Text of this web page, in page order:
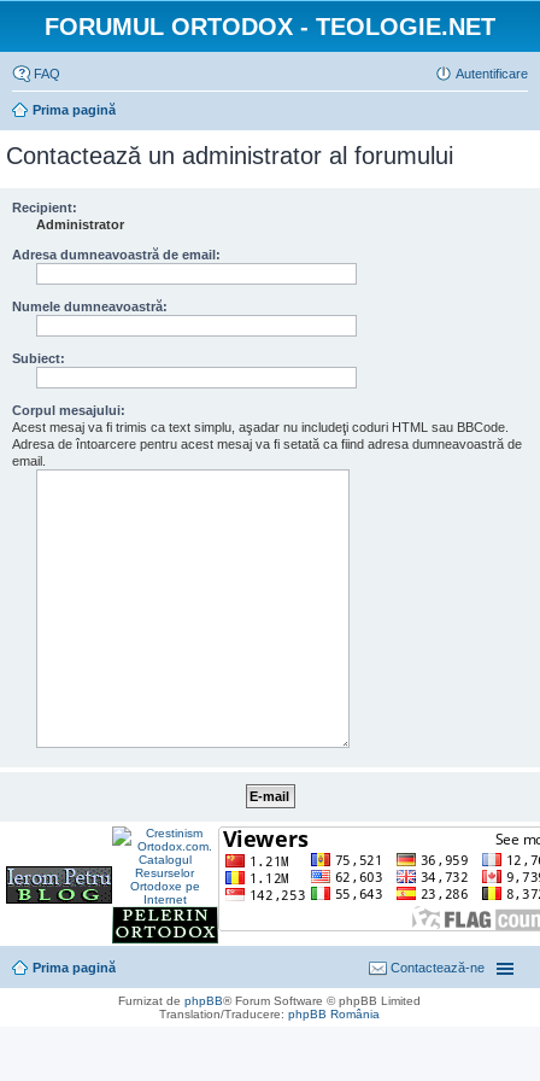
FORUMUL ORTODOX - TEOLOGIE.NET
FAQ Autentificare
Prima pagină
Contactează un administrator al forumului
Recipient:
Administrator
Adresa dumneavoastră de email:
Numele dumneavoastră:
Subiect:
Corpul mesajului:
Acest mesaj va fi trimis ca text simplu, aşadar nu includeţi coduri HTML sau BBCode.
Adresa de întoarcere pentru acest mesaj va fi setată ca fiind adresa dumneavoastră de
email.
Prima pagină Contactează-ne
Furnizat dephpBB® Forum Software © phpBB Limited
Translation/Traducere:phpBB România